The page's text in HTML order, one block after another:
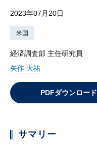
2023年07月20日
米国
経済調査部 主任研究員
矢作 大祐
PDFダウンロード
サマリー